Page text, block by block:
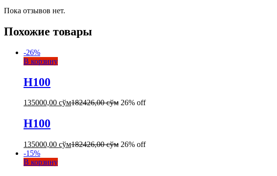
Пока отзывов нет.
Похожие товары
-26%
В корзину
H100
135000,00 сўм182426,00сўм 26% off
H100
135000,00 сўм182426,00сўм 26% off
-15%
В корзину